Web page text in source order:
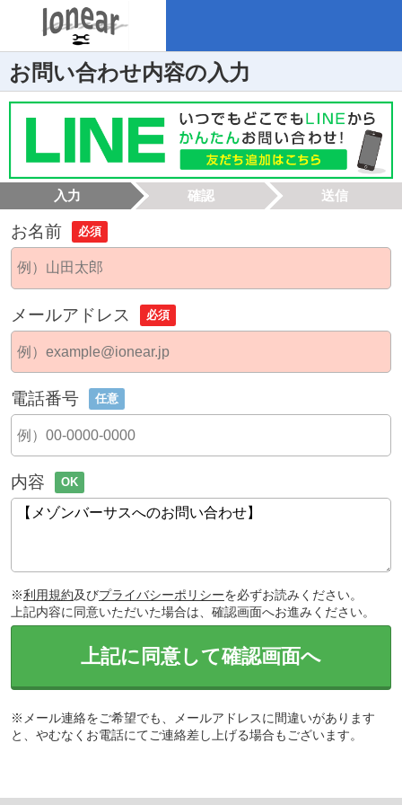
お問い合わせ内容の入力
入力 確認 送信
お名前 必須
メールアドレス 必須
電話番号 任意
内容 OK
※利用規約及びプライバシーポリシーを必ずお読みください。
上記内容に同意いただいた場合は、確認画面へお進みください。
上記に同意して確認画面へ
※メール連絡をご希望でも、メールアドレスに間違いがあります
と、やむなくお電話にてご連絡差し上げる場合もございます。